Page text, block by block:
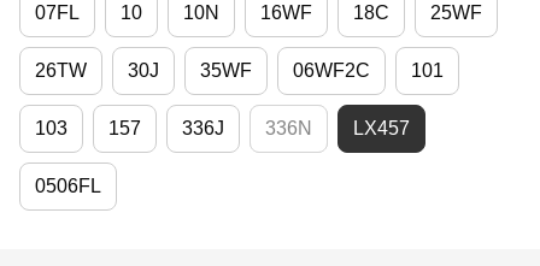
07FL 10 10N 16WF 18C 25WF
26TW 30J 35WF 06WF2C 101
103 157 336J 336N LX457
0506FL